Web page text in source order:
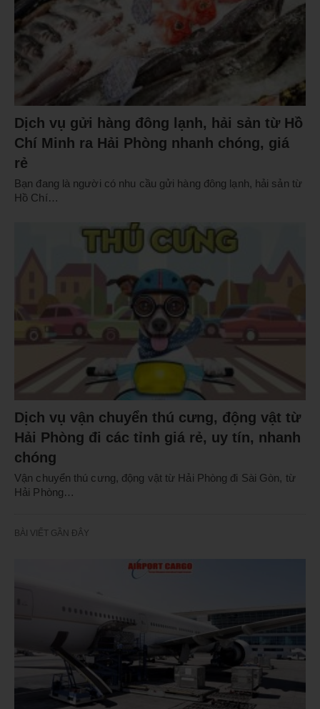
Dịch vụ gửi hàng đông lạnh, hải sản từ Hồ
Chí Minh ra Hải Phòng nhanh chóng, giá
rẻ
Bạn đang là người có nhu cầu gửi hàng đông lạnh, hải sản từ
Hồ Chí…
Dịch vụ vận chuyển thú cưng, động vật từ
Hải Phòng đi các tỉnh giá rẻ, uy tín, nhanh
chóng
Vận chuyển thú cưng, động vật từ Hải Phòng đi Sài Gòn, từ
Hải Phòng…
BÀI VIẾT GẦN ĐÂY